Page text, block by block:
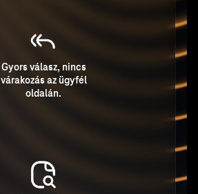
Gyors válasz, nincs
várakozás az ügyfél
oldalán.